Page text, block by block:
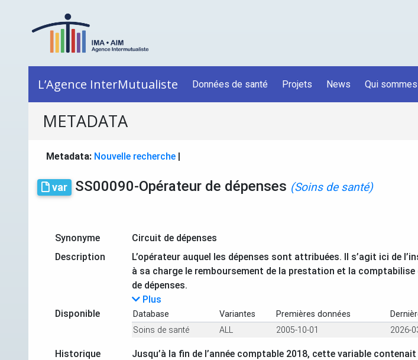
L’Agence InterMutualiste Données de santé Projets News Qui
METADATA
Metadata: Nouvelle recherche |
var SS00090-Opérateur de dépenses (Soins de santé)
Synonyme
Circuit de dépenses
Description
L’opérateur auquel les dépenses sont attribuées. Il s’agit ici de
à sa charge le remboursement de la prestation et la
de dépenses.
Plus
Disponible
Database Variantes Premières données
Soins de santé
ALL 2005-10-01 2026-
Historique
Jusqu’à la fin de l’année comptable 2018, cette variable contenait